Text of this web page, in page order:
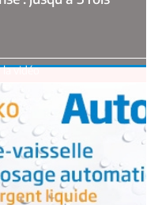
la vidéo